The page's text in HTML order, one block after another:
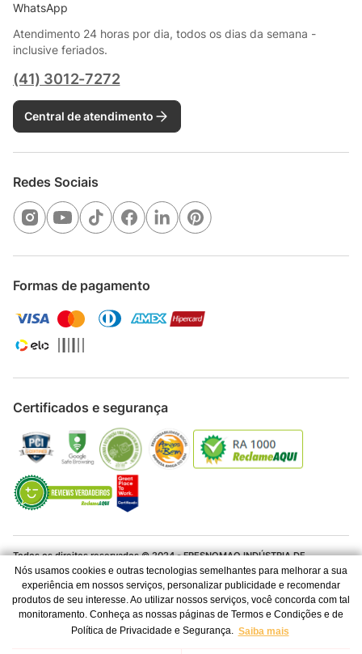
Nós usamos cookies e outras tecnologias semelhantes para melhorar a sua
experiência em nossos serviços, personalizar publicidade e recomendar
produtos de seu interesse. Ao utilizar nossos serviços, você concorda com tal
monitoramento. Conheça as nossas páginas de Termos e Condições e de
Política de Privacidade e Segurança. Saiba mais
Torradeira Elétrica WAP WTE2
WhatsApp
Atendimento 24 horas por dia, todos os dias da semana -
inclusive feriados.
(41) 3012-7272
Central de atendimento
Redes Sociais
Formas de pagamento
Certificados e segurança
Todos os direitos reservados © 2024 - FRESNOMAQ INDÚSTRIA DE
MÁQUINAS S.A. - CNPJ 06.337.280/0001-04
Os preços e condições de pagamento são válidos para o dia de hoje e
exclusivas via Internet. Ofertas válidas até o término de nossos estoques
para a Internet. Vendas sujeitas à análise, confirmação de dados e
estoque. As imagens são ilustrativas e informações sobre os produtos são